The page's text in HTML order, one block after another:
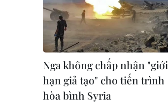
Nga không chấp nhận "giới
hạn giả tạo" cho tiến trình
hòa bình Syria